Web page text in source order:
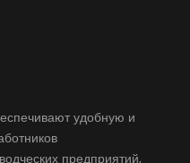
удобную и
предприятий,